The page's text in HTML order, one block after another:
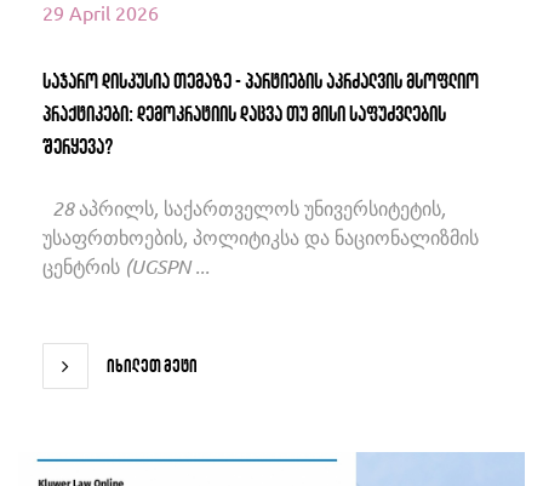
29 April 2026
საჯარო დისკუსია თემაზე - პარტიების აკრძალვის მსოფლიო
პრაქტიკები: დემოკრატიის დაცვა თუ მისი საფუძვლების
შერყევა?
28 აპრილს, საქართველოს უნივერსიტეტის,
უსაფრთხოების, პოლიტიკსა და ნაციონალიზმის
ცენტრის (UGSPN ...
იხილეთ მეტი